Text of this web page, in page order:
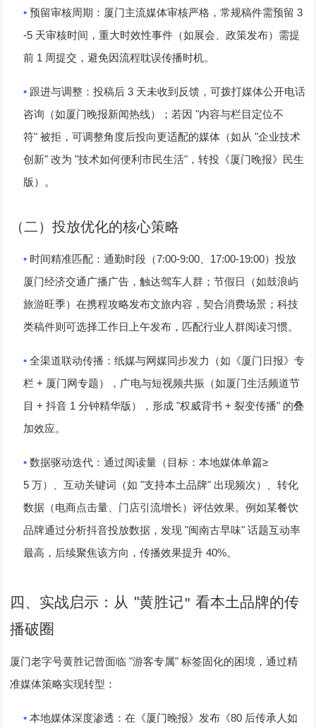
•预留审核周期 ：厦门主流媒体审核严格，常规稿件需预留 3
-5 天审核时间，重大时效性事件（如展会、政策发布）需提
前 1 周提交，避免因流程耽误传播时机。
• 跟进与调整 ：投稿后 3 天未收到反馈，可拨打媒体公开电话
咨询（如厦门晚报新闻热线）；若因"内容与栏目定位不
符"被拒，可调整角度后投向更适配的媒体（如从"企业技术
创新"改为"技术如何便利市民生活" ，转投《厦门晚报》民生
版）。
（二）投放优化的核心策略
• 时间精准匹配 ：通勤时段（7:00-9:00 17:00-19:00）投放
厦门经济交通广播广告，触达驾车人群；节假日（如鼓浪屿
旅游旺季）在携程攻略发布文旅内容，契合消费场景；科技
类稿件则可选择工作日上午发布，匹配行业人群阅读习惯。
•全渠道联动传播 ：纸媒与网媒同步发力（如《厦门日报》专
栏 + 厦门网专题），广电与短视频共振（如厦门生活频道节
目+抖音 1分钟精华版），形成"权威背书+ 裂变传播" 的叠
加效应。
•数据驱动迭代 ：通过阅读量（目标：本地媒体单篇≥
5万）、互动关键词（如"支持本土品牌" 出现频次）、转化
数据（电商点击量、门店引流增长）评估效果。例如某餐饮
品牌通过分析抖音投放数据，发现"闽南古早味"话题互动率
最高，后续聚焦该方向，传播效果提升40%。
四、实战启示：从 "黄胜记" 看本土品牌的传
播破圈
厦门老字号黄胜记曾面临 "游客专属"标签固化的困境，通过精
准媒体策略实现转型：
•本地媒体深度渗透 ：在《厦门晚报》发布《80 后传承人如